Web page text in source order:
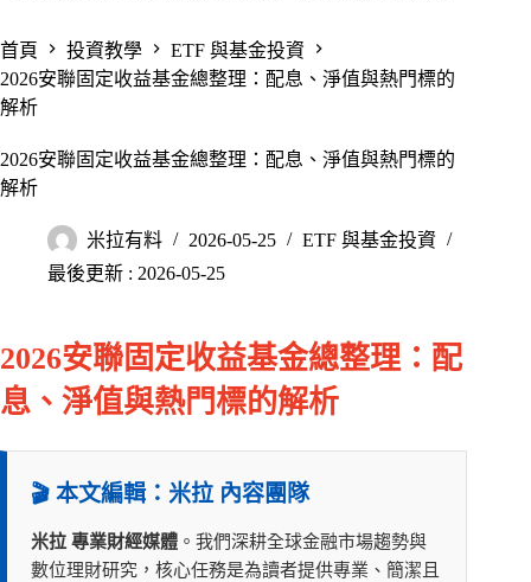
首頁 投資教學
ETF 與基金投資
2026安聯固定收益基金總整理：配息、淨值與熱門標的
解析
2026安聯固定收益基金總整理：配息、淨值與熱門標的
解析
米拉有料 2026-05-25
ETF 與基金投資
最後更新 : 2026-05-25
2026安聯固定收益基金總整理：配
息、淨值與熱門標的解析
🎬 本文編輯：米拉 內容團隊
米拉 專業財經媒體 。我們深耕全球金融市場趨勢與
數位理財研究，核心任務是為讀者提供專業、簡潔且